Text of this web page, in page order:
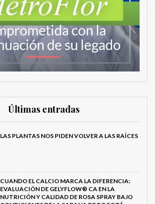
Últimas entradas
LAS PLANTAS NOS PIDEN VOLVER A LAS RAÍCES
CUANDO EL CALCIO MARCA LA DIFERENCIA:
EVALUACIÓN DE GELYFLOW® CA EN LA
NUTRICIÓN Y CALIDAD DE ROSA SPRAY BAJO